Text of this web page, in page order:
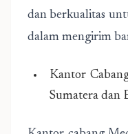
dan berkualitas
dalam mengirim
Kantor
Sumatera dan